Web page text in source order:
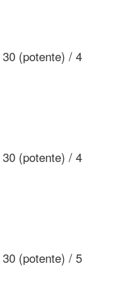
(potente) / 4
(potente) / 4
(potente) / 5